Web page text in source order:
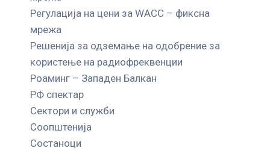
Регулација на цени за WACC – фиксна
мрежа
Решенија за одземање на одобрение за
користење на радиофреквенции
Роаминг – Западен Балкан
РФ спектар
Сектори и служби
Соопштенија
Состаноци